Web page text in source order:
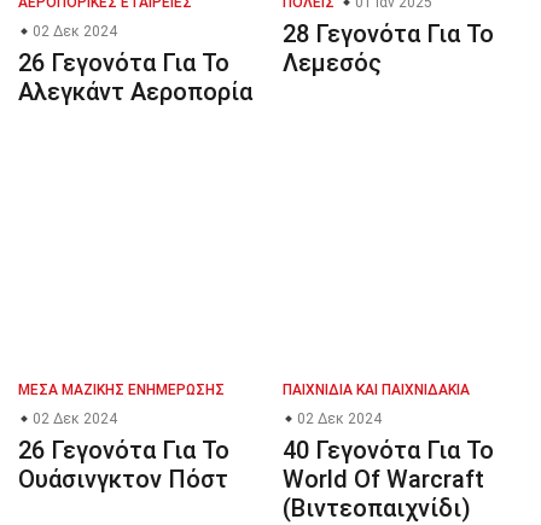
02 Δεκ 2024
26 Γεγονότα Για Το
Αλεγκάντ Αεροπορία
28 Γεγονότα Για Το
Λεμεσός
ΜΈΣΑ ΜΑΖΙΚΉΣ ΕΝΗΜΈΡΩΣΗΣ
02 Δεκ 2024
26 Γεγονότα Για Το
Ουάσινγκτον Πόστ
ΠΑΙΧΝΊΔΙΑ ΚΑΙ ΠΑΙΧΝΙΔΆΚΙΑ
02 Δεκ 2024
40 Γεγονότα Για Το
World Of Warcraft
(Βιντεοπαιχνίδι)